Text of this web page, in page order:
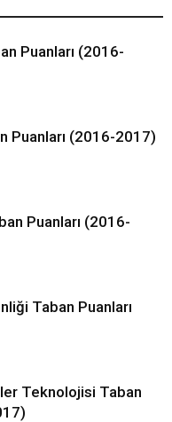
Puanları (2016-
Puanları (2016-2017)
Puanları (2016-
Taban Puanları
Teknolojisi Taban